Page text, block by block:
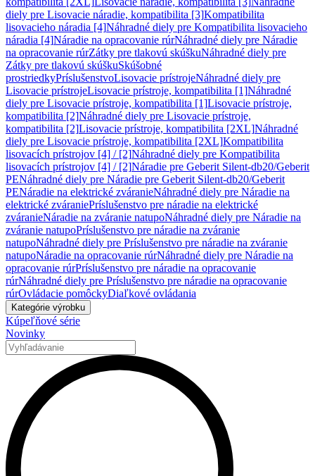
diely pre Lisovacie náradie, kompatibilita [3]Kompatibilita
lisovacieho náradia [4]Náhradné diely pre Kompatibilita lisovacieho
náradia [4]Náradie na opracovanie rúrNáhradné diely pre Náradie
na opracovanie rúrZátky pre tlakovú skúškuNáhradné diely pre
Zátky pre tlakovú skúškuSkúšobné
prostriedkyPríslušenstvoLisovacie prístrojeNáhradné diely pre
Lisovacie prístrojeLisovacie prístroje, kompatibilita [1]Náhradné
diely pre Lisovacie prístroje, kompatibilita [1]Lisovacie prístroje,
kompatibilita [2]Náhradné diely pre Lisovacie prístroje,
kompatibilita [2]Lisovacie prístroje, kompatibilita [2XL]Náhradné
diely pre Lisovacie prístroje, kompatibilita [2XL]Kompatibilita
lisovacích prístrojov [4] / [2]Náhradné diely pre Kompatibilita
lisovacích prístrojov [4] / [2]Náradie pre Geberit Silent-db20/Geberit
PENáhradné diely pre Náradie pre Geberit Silent-db20/Geberit
PENáradie na elektrické zváranieNáhradné diely pre Náradie na
elektrické zváraniePríslušenstvo pre náradie na elektrické
zváranieNáradie na zváranie natupoNáhradné diely pre Náradie na
zváranie natupoPríslušenstvo pre náradie na zváranie
natupoNáhradné diely pre Príslušenstvo pre náradie na zváranie
natupoNáradie na opracovanie rúrNáhradné diely pre Náradie na
opracovanie rúrPríslušenstvo pre náradie na opracovanie
rúrNáhradné diely pre Príslušenstvo pre náradie na opracovanie
rúrOvládacie pomôckyDiaľkové ovládania
Kategórie výrobku
Kúpeľňové série
Novinky